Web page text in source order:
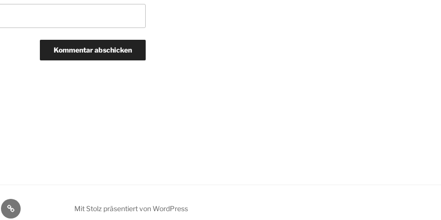
Über
mich
Mit Stolz präsentiert von WordPress